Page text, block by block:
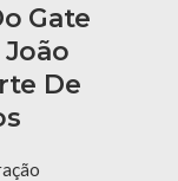
Gate
De